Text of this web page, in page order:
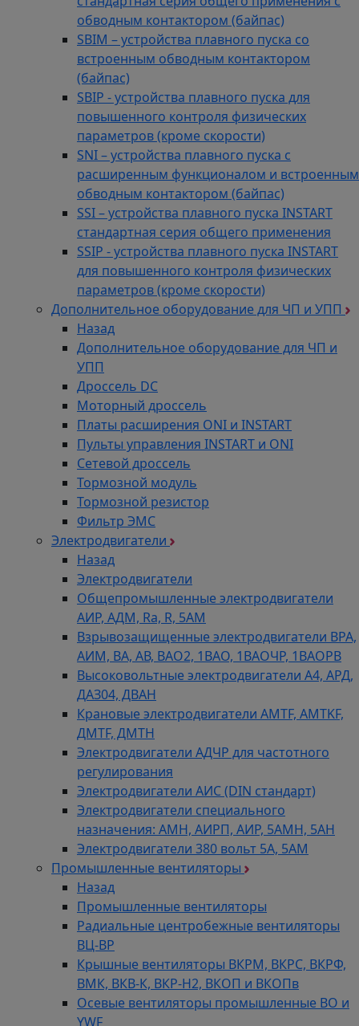
обводным контактором (байпас)
SBIM – устройства плавного пуска со
встроенным обводным контактором
(байпас)
SBIP - устройства плавного пуска для
повышенного контроля физических
параметров (кроме скорости)
SNI – устройства плавного пуска с
расширенным функционалом и встроенным
обводным контактором (байпас)
SSI – устройства плавного пуска INSTART
стандартная серия общего применения
SSIP - устройства плавного пуска INSTART
для повышенного контроля физических
параметров (кроме скорости)
Дополнительное оборудование для ЧП и УПП
Назад
Дополнительное оборудование для ЧП и
УПП
Дроссель DC
Моторный дроссель
Платы расширения ONI и INSTART
Пульты управления INSTART и ONI
Сетевой дроссель
Тормозной модуль
Тормозной резистор
Фильтр ЭМС
Электродвигатели
Назад
Электродвигатели
Общепромышленные электродвигатели
АИР, АДМ, Ra, R, 5AM
Взрывозащищенные электродвигатели ВРА,
АИМ, ВА, АВ, ВАO2, 1ВАО, 1ВАОЧР, 1ВАОРВ
Высоковольтные электродвигатели A4, АРД,
ДАЗ04, ДВАН
Крановые электродвигатели AMTF, AMTKF,
ДMTF, ДМТН
Электродвигатели АДЧР для частотного
регулирования
Электродвигатели АИС (DIN стандарт)
Электродвигатели специального
назначения: АМН, АИРП, АИР, 5АМН, 5АН
Электродвигатели 380 вольт 5А, 5АМ
Промышленные вентиляторы
Назад
Промышленные вентиляторы
Радиальные центробежные вентиляторы
ВЦ-ВР
Крышные вентиляторы ВКРМ, ВКРС, ВКРФ,
ВМК, ВКВ-К, ВКР-Н2, ВКОП и ВКОПв
Осевые вентиляторы промышленные ВО и
YWF